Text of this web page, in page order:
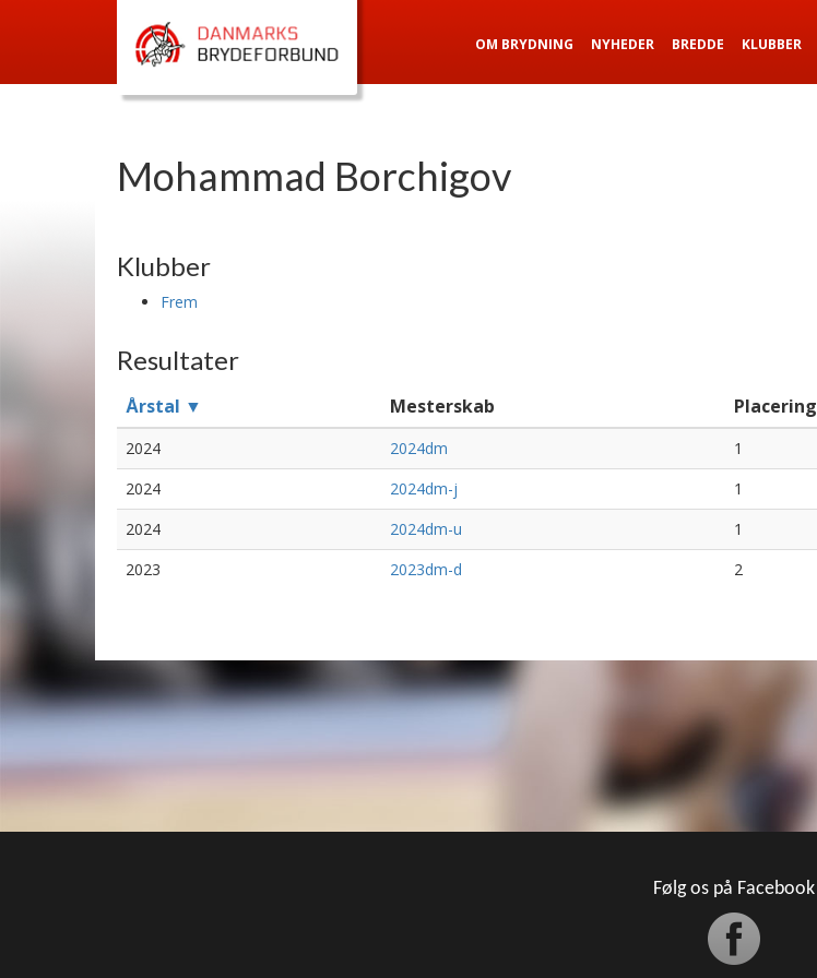
OM BRYDNING NYHEDER BREDDE KLUBBER
Mohammad Borchigov
Klubber
Frem
Resultater
Årstal ▼ Mesterskab Placering
2024 2024dm 1
2024
2024dm-j 1
2024
2024dm-u 1
2023
2023dm-d 2
Følg os på Facebook